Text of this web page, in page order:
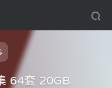
64套 20GB